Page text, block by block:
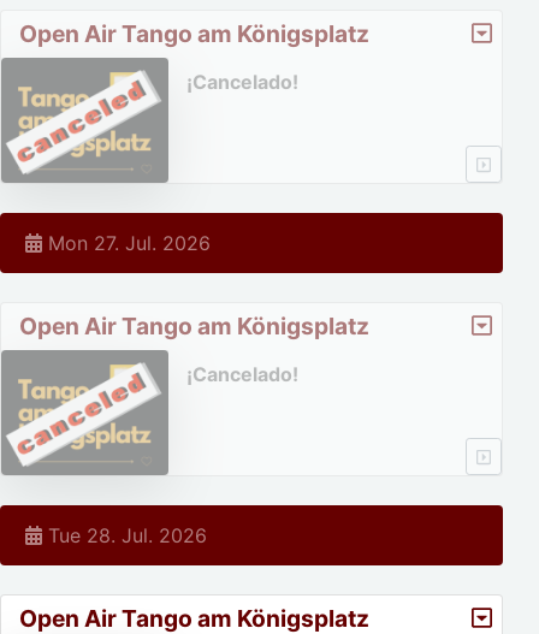
Open Air Tango am Königsplatz
¡Cancelado!
Mon 27. Jul. 2026
Open Air Tango am Königsplatz
¡Cancelado!
Tue 28. Jul. 2026
Open Air Tango am Königsplatz